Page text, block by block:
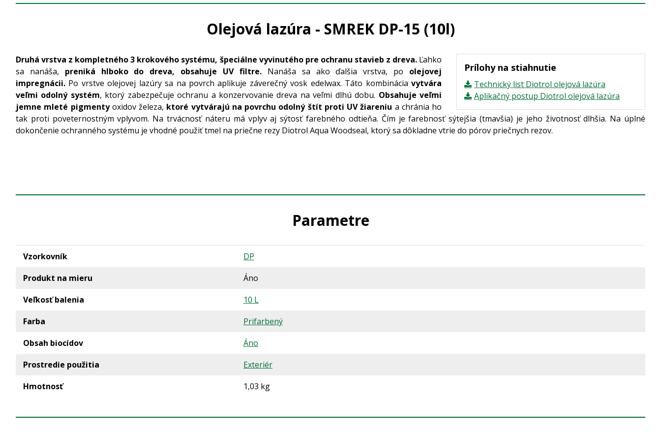
Olejová lazúra - SMREK DP-15 (10l)
Prílohy na stiahnutie
Technický list Diotrol olejová lazúra
Aplikačný postup Diotrol olejová lazúra
Druhá vrstva z kompletného 3 krokového systému, špeciálne vyvinutého pre ochranu stavieb z dreva.Ľahko
sa nanáša, preniká hlboko do dreva, obsahuje UV filtre. Nanáša sa ako ďalšia vrstva, po olejovej
impregnácii. Po vrstve olejovej lazúry sa na povrch aplikuje záverečný vosk edelwax. Táto kombináciavytvára
veľmi odolný systém, ktorý zabezpečuje ochranu a konzervovanie dreva na veľmi dlhú dobu. Obsahuje veľmi
jemne mleté pigmentyoxidov železa, ktoré vytvárajú na povrchu odolný štít proti UV žiareniu a chránia ho
tak proti poveternostným vplyvom. Na trvácnosť náteru má vplyv aj sýtosť farebného odtieňa. Čím je farebnosť sýtejšia (tmavšia) je jeho životnosť dlhšia. Na úplné
dokončenie ochranného systému je vhodné použiť tmel na priečne rezy Diotrol Aqua Woodseal, ktorý sa dôkladne vtrie do pórov priečnych rezov.
Parametre
Vzorkovník
DP
Produkt na mieru
Áno
Veľkosť balenia
10 L
Farba
Prifarbený
Obsah biocídov
Áno
Prostredie použitia
Exteriér
Hmotnosť
1,03 kg